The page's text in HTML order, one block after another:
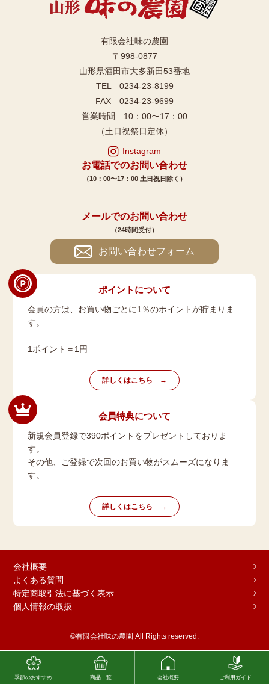
季節のおすすめ 商品一覧 会社概要 ご利用ガイド
有限会社味の農園
〒998-0877
山形県酒田市大多新田53番地
TEL 0234-23-8199
FAX 0234-23-9699
営業時間 10：00〜17：00
（土日祝祭日定休）
Instagram
お電話でのお問い合わせ
（10：00〜17：00 土日祝日除く）
メールでのお問い合わせ
（24時間受付）
お問い合わせフォーム
ポイントについて
会員の方は、お買い物ごとに1％のポイントが貯まりま
す。
1ポイント＝1円
詳しくはこちら
会員特典について
新規会員登録で390ポイントをプレゼントしておりま
す。
その他、ご登録で次回のお買い物がスムーズになりま
す。
詳しくはこちら
会社概要
よくある質問
特定商取引法に基づく表示
個人情報の取扱
©有限会社味の農園 All Rights reserved.